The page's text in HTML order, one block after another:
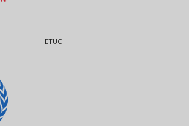
ETUC